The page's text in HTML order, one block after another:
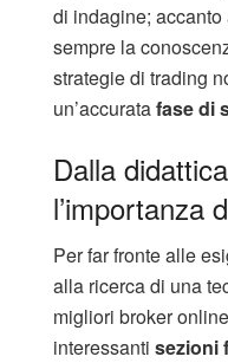
di indagine;
sempre la
strategie di trading
un’accuratafase di
Dalla
l’importanza
Per far fronte alle
alla ricerca di una
migliori broker
interessanti sezioni